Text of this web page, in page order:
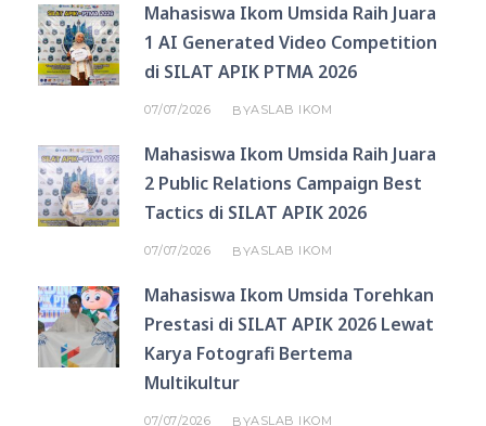
Mahasiswa Ikom Umsida Raih Juara
1 AI Generated Video Competition
di SILAT APIK PTMA 2026
07/07/2026 BYASLAB IKOM
Mahasiswa Ikom Umsida Raih Juara
2 Public Relations Campaign Best
Tactics di SILAT APIK 2026
07/07/2026 BYASLAB IKOM
Mahasiswa Ikom Umsida Torehkan
Prestasi di SILAT APIK 2026 Lewat
Karya Fotografi Bertema
Multikultur
07/07/2026 BYASLAB IKOM